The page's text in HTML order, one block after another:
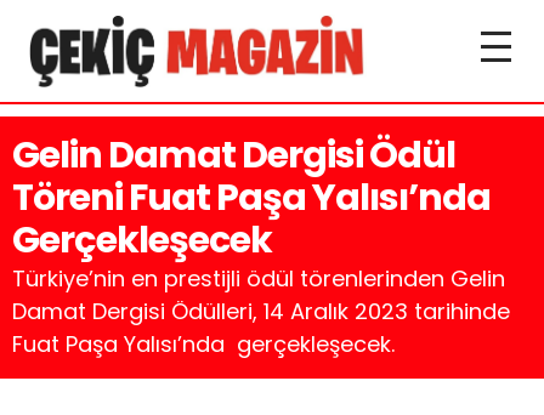
Gelin Damat Dergisi Ödül
Töreni Fuat Paşa Yalısı’nda
Gerçekleşecek
Türkiye’nin en prestijli ödül törenlerinden Gelin
Damat Dergisi Ödülleri, 14 Aralık 2023 tarihinde
Fuat Paşa Yalısı’nda gerçekleşecek.